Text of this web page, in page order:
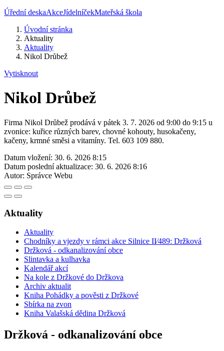
Úřední deskaAkceJídelníčekMateřská škola
Úvodní stránka
Aktuality
Aktuality
Nikol Drůbež
Vytisknout
Nikol Drůbež
Firma Nikol Drůbež prodává v pátek 3. 7. 2026 od 9:00 do 9:15 u
zvonice: kuřice různých barev, chovné kohouty, husokačeny,
kačeny, krmné směsi a vitamíny. Tel. 603 109 880.
Datum vložení: 30. 6. 2026 8:15
Datum poslední aktualizace: 30. 6. 2026 8:16
Autor: Správce Webu
Aktuality
Aktuality
Chodníky a vjezdy v rámci akce Silnice II⁄489: Držková
Držková - odkanalizování obce
Slintavka a kulhavka
Kalendář akcí
Na kole z Držkové do Držkova
Archiv aktualit
Kniha Pohádky a pověsti z Držkové
Sbírka na zvon
Kniha Valašská dědina Držková
Držková - odkanalizování obce